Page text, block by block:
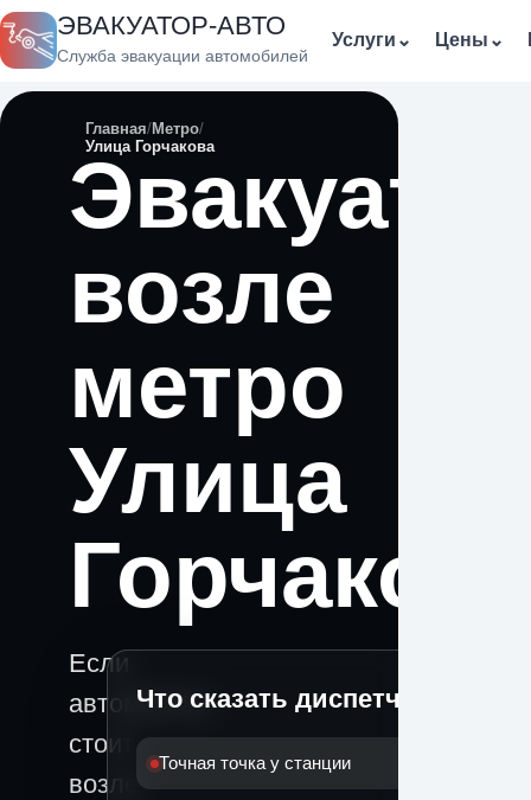
ЭВАКУАТОР-АВТО
Служба эвакуации автомобилей
Услуги ⌄ Цены ⌄
Главная Метро
Улица Горчакова
возле
метро
Улица
Если
автомобиль
стоит
возле
Что сказать диспетчеру
Точная точка у станции